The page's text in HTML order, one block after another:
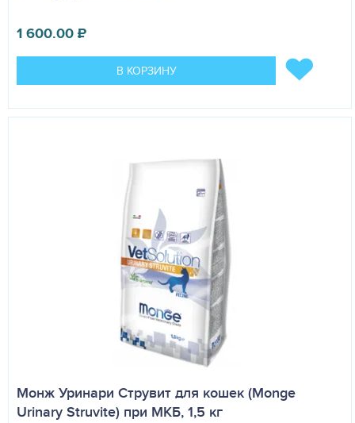
1 600.00₽
В КОРЗИНУ
Монж Уринари Струвит для кошек (Monge
Urinary Struvite) при МКБ, 1,5 кг